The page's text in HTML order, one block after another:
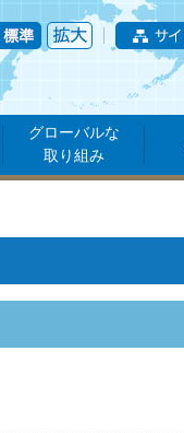
グローバルな
取り組み